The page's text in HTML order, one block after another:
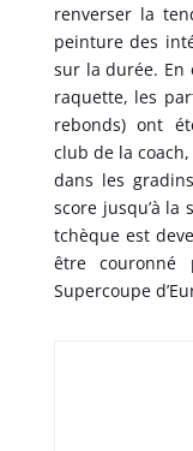
renverser la
peinture des
sur la durée. En
raquette, les
rebonds) ont
club de la coach,
dans les
score jusqu’à la
tchèque est
être couronné
Supercoupe